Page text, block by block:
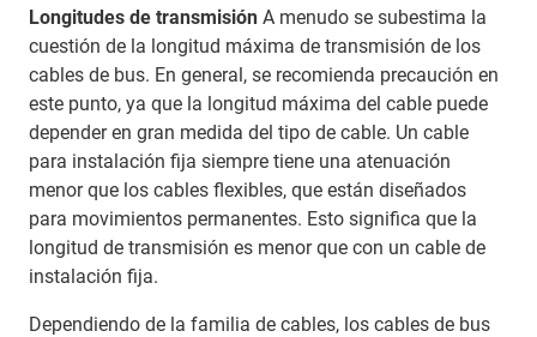
Longitudes de transmisión A menudo se subestima la
cuestión de la longitud máxima de transmisión de los
cables de bus. En general, se recomienda precaución en
este punto, ya que la longitud máxima del cable puede
depender en gran medida del tipo de cable. Un cable
para instalación fija siempre tiene una atenuación
menor que los cables flexibles, que están diseñados
para movimientos permanentes. Esto significa que la
longitud de transmisión es menor que con un cable de
instalación fija.
Dependiendo de la familia de cables, los cables de bus